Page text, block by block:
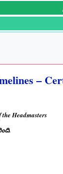
–
Headmasters